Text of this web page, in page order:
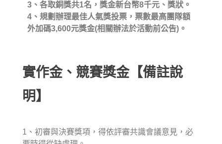
3、各取銅獎共1名，獎金新台幣8千元、獎狀。
4、規劃辦理最佳人氣獎投票，票數最高團隊額
外加碼3,600元獎金(相關辦法於活動前公告)。
實作金、競賽獎金【備註說
明】
1、初審與決賽獎項，得依評審共識會議意見，必